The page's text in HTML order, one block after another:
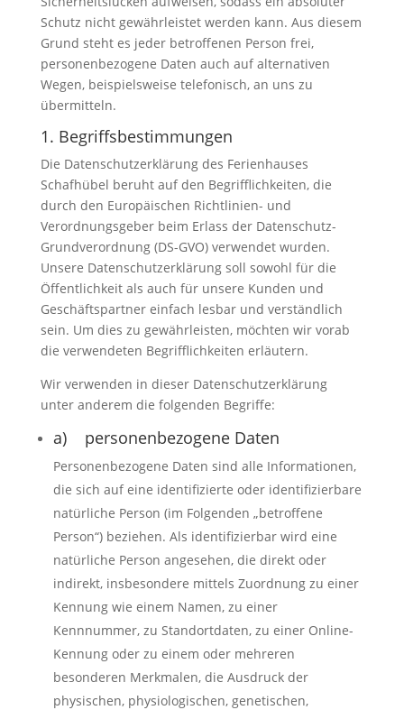
Schutz nicht gewährleistet werden kann. Aus diesem
Grund steht es jeder betroffenen Person frei,
personenbezogene Daten auch auf alternativen
Wegen, beispielsweise telefonisch, an uns zu
übermitteln.
1. Begriffsbestimmungen
Die Datenschutzerklärung des Ferienhauses
Schafhübel beruht auf den Begrifflichkeiten, die
durch den Europäischen Richtlinien- und
Verordnungsgeber beim Erlass der Datenschutz-
Grundverordnung (DS-GVO) verwendet wurden.
Unsere Datenschutzerklärung soll sowohl für die
Öffentlichkeit als auch für unsere Kunden und
Geschäftspartner einfach lesbar und verständlich
sein. Um dies zu gewährleisten, möchten wir vorab
die verwendeten Begrifflichkeiten erläutern.
Wir verwenden in dieser Datenschutzerklärung
unter anderem die folgenden Begriffe:
a) personenbezogene Daten
Personenbezogene Daten sind alle Informationen,
die sich auf eine identifizierte oder identifizierbare
natürliche Person (im Folgenden „betroffene
Person“) beziehen. Als identifizierbar wird eine
natürliche Person angesehen, die direkt oder
indirekt, insbesondere mittels Zuordnung zu einer
Kennung wie einem Namen, zu einer
Kennnummer, zu Standortdaten, zu einer Online-
Kennung oder zu einem oder mehreren
besonderen Merkmalen, die Ausdruck der
physischen, physiologischen, genetischen,